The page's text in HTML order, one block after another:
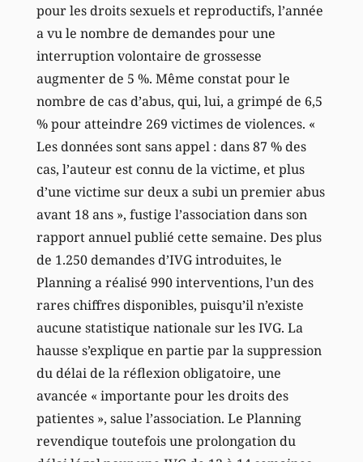
pour les droits sexuels et reproductifs, l’année
a vu le nombre de demandes pour une
interruption volontaire de grossesse
augmenter de 5 %. Même constat pour le
nombre de cas d’abus, qui, lui, a grimpé de 6,5
% pour atteindre 269 victimes de violences. «
Les données sont sans appel : dans 87 % des
cas, l’auteur est connu de la victime, et plus
d’une victime sur deux a subi un premier abus
avant 18 ans », fustige l’association dans son
rapport annuel publié cette semaine. Des plus
de 1.250 demandes d’IVG introduites, le
Planning a réalisé 990 interventions, l’un des
rares chiffres disponibles, puisqu’il n’existe
aucune statistique nationale sur les IVG. La
hausse s’explique en partie par la suppression
du délai de la réflexion obligatoire, une
avancée « importante pour les droits des
patientes », salue l’association. Le Planning
revendique toutefois une prolongation du